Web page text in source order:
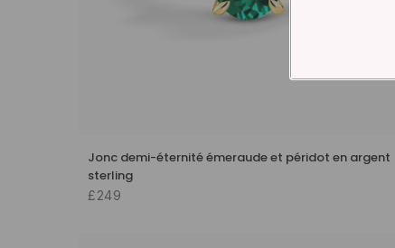
Jonc demi-éternité émeraude et péridot en argent
sterling
£249